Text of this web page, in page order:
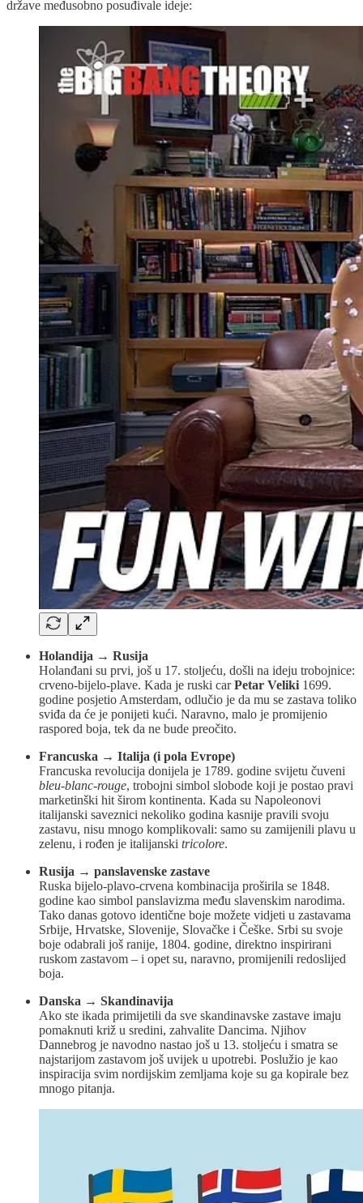
države međusobno posuđivale ideje:
Holandija → Rusija
Holanđani su prvi, još u 17. stoljeću, došli na ideju trobojnice:
crveno-bijelo-plave. Kada je ruski carPetar Veliki 1699.
godine posjetio Amsterdam, odlučio je da mu se zastava toliko
sviđa da će je ponijeti kući. Naravno, malo je promijenio
raspored boja, tek da ne bude preočito.
Francuska → Italija (i pola Evrope)
Francuska revolucija donijela je 1789. godine svijetu čuveni
bleu-blanc-rouge, trobojni simbol slobode koji je postao pravi
marketinški hit širom kontinenta. Kada su Napoleonovi
italijanski saveznici nekoliko godina kasnije pravili svoju
zastavu, nisu mnogo komplikovali: samo su zamijenili plavu u
zelenu, i rođen je italijanski tricolore.
Rusija → panslavenske zastave
Ruska bijelo-plavo-crvena kombinacija proširila se 1848.
godine kao simbol panslavizma među slavenskim narodima.
Tako danas gotovo identične boje možete vidjeti u zastavama
Srbije, Hrvatske, Slovenije, Slovačke i Češke. Srbi su svoje
boje odabrali još ranije, 1804. godine, direktno inspirirani
ruskom zastavom – i opet su, naravno, promijenili redoslijed
boja.
Danska → Skandinavija
Ako ste ikada primijetili da sve skandinavske zastave imaju
pomaknuti križ u sredini, zahvalite Dancima. Njihov
Dannebrog je navodno nastao još u 13. stoljeću i smatra se
najstarijom zastavom još uvijek u upotrebi. Poslužio je kao
inspiracija svim nordijskim zemljama koje su ga kopirale bez
mnogo pitanja.